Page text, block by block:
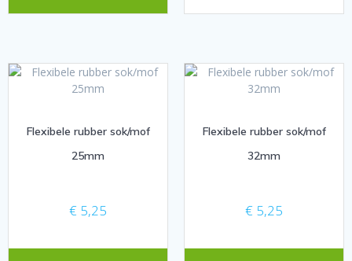
Flexibele rubber sok/mof
25mm
€ 5,25
Flexibele rubber sok/mof
32mm
€ 5,25